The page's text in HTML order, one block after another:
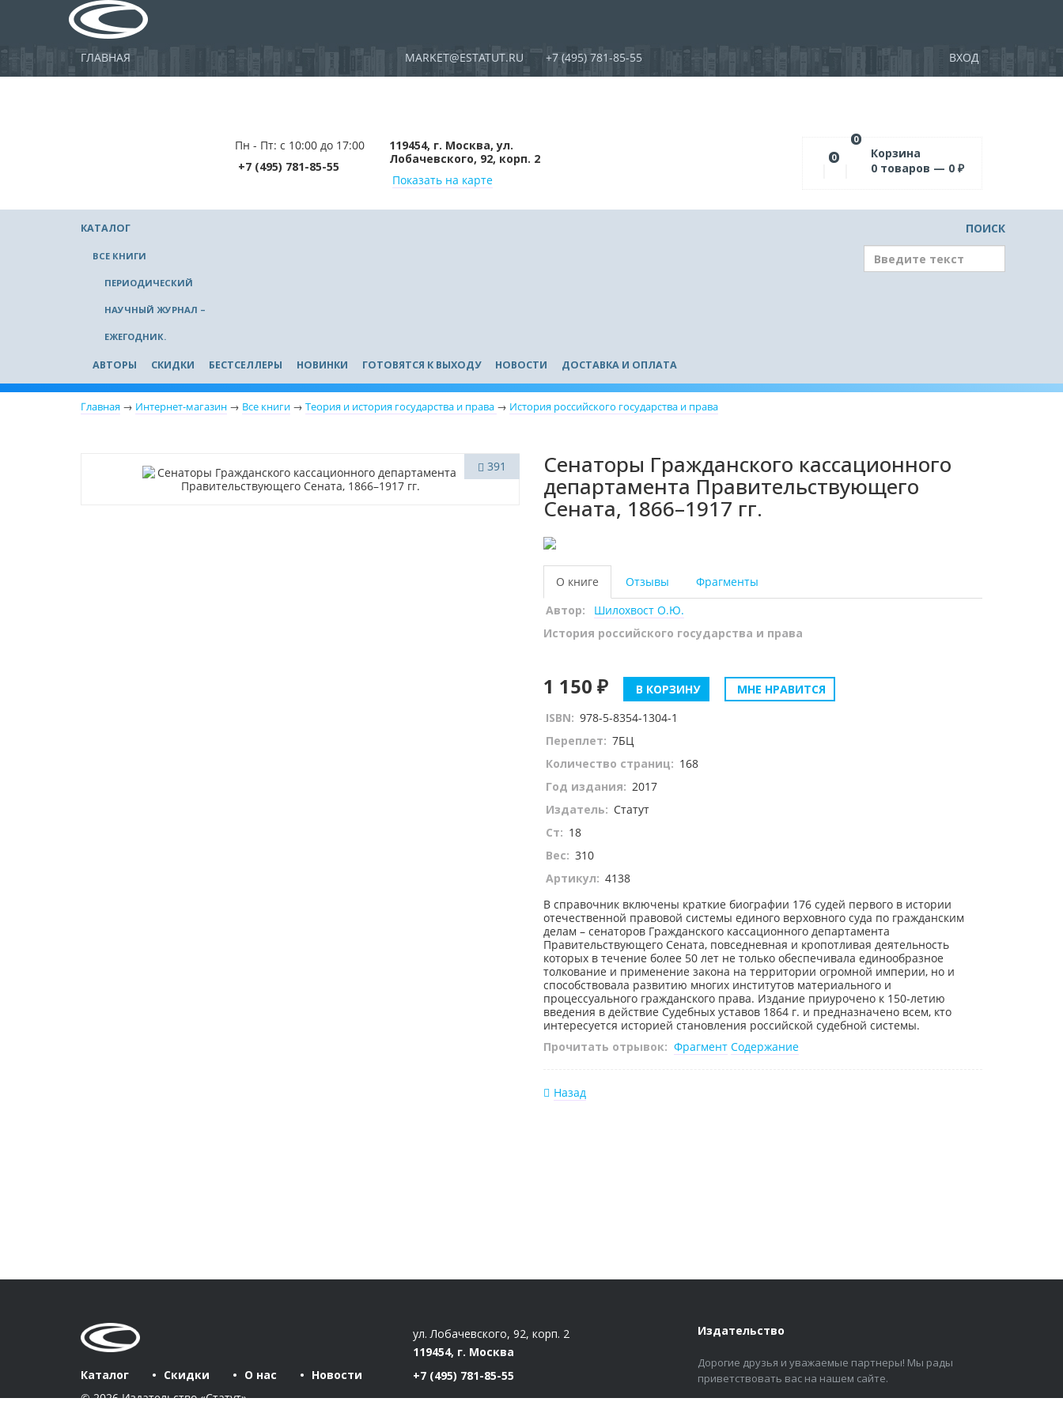
ГЛАВНАЯ MARKET@ESTATUT.RU +7 (495) 781-85-55 ВХОД
Пн - Пт: с 10:00 до 17:00
+7 (495) 781-85-55
119454, г. Москва, ул.
Лобачевского, 92, корп. 2
Показать на карте
0
0
Корзина
0 товаров — 0 ₽
КАТАЛОГ
ВСЕ КНИГИ
ПЕРИОДИЧЕСКИЙ
НАУЧНЫЙ ЖУРНАЛ –
ЕЖЕГОДНИК.
АВТОРЫ СКИДКИ БЕСТСЕЛЛЕРЫ НОВИНКИ ГОТОВЯТСЯ К ВЫХОДУ НОВОСТИ ДОСТАВКА И ОПЛАТА
ПОИСК
Главная → Интернет-магазин → Все книги → Теория и история государства и права → История российского государства и права
391 Сенаторы Гражданского кассационного
департамента Правительствующего
Сената, 1866–1917 гг.
О книге Отзывы
Фрагменты
Автор:
Шилохвост О.Ю.
История российского государства и права
1 150 ₽ В КОРЗИНУ
МНЕ НРАВИТСЯ
ISBN: 978-5-8354-1304-1
Переплет: 7БЦ
Количество страниц: 168
Год издания: 2017
Издатель: Статут
Ст: 18
Вес: 310
Артикул: 4138
В справочник включены краткие биографии 176 судей первого в истории
отечественной правовой системы единого верховного суда по гражданским
делам – сенаторов Гражданского кассационного департамента
Правительствующего Сената, повседневная и кропотливая деятельность
которых в течение более 50 лет не только обеспечивала единообразное
толкование и применение закона на территории огромной империи, но и
способствовала развитию многих институтов материального и
процессуального гражданского права. Издание приурочено к 150-летию
введения в действие Судебных уставов 1864 г. и предназначено всем, кто
интересуется историей становления российской судебной системы.
Прочитать отрывок: Фрагмент Содержание
Назад
Каталог Скидки О нас
Новости
© 2026 Издательство «Статут»
ул. Лобачевского, 92, корп. 2
119454, г. Москва
+7 (495) 781-85-55
Издательство
Дорогие друзья и уважаемые партнеры! Мы рады
приветствовать вас на нашем сайте.